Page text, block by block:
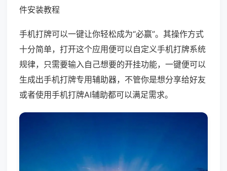
件安装教程
手机打牌可以一键让你轻松成为“必赢”。其操作方式
十分简单，打开这个应用便可以自定义手机打牌系统
规律，只需要输入自己想要的开挂功能，一键便可以
生成出手机打牌专用辅助器，不管你是想分享给好友
或者使用手机打牌AI辅助都可以满足需求。